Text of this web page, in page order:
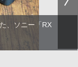
、ソニー「RX